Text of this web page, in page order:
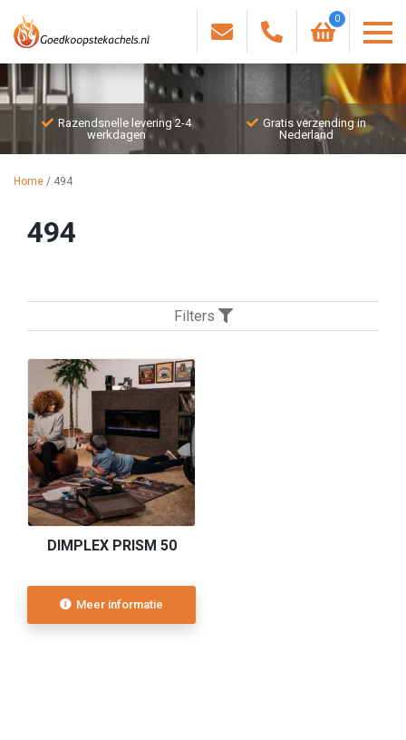
0
Razendsnelle levering 2-4
werkdagen
Gratis verzending in
Nederland
Home / 494
494
Filters
DIMPLEX PRISM 50
Meer informatie